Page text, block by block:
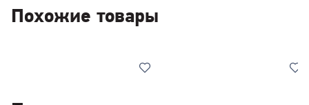
Похожие товары